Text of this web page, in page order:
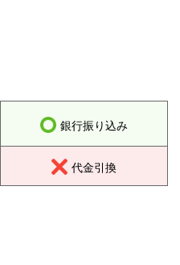
銀行振り込み
代金引換